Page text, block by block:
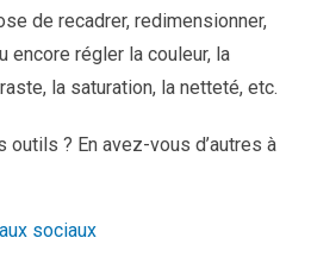
de recadrer, redimensionner,
encore régler la couleur, la
la saturation, la netteté, etc.
outils ? En avez-vous d’autres à
sociaux